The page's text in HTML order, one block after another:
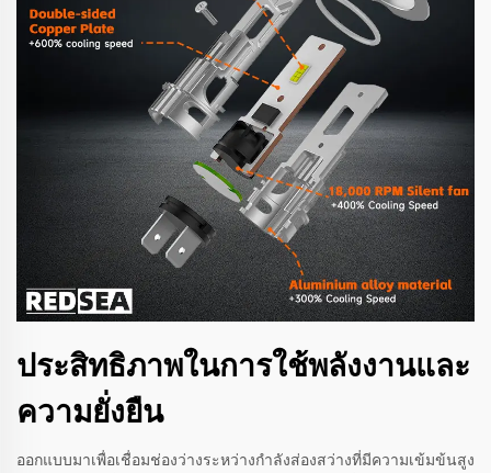
ประสิทธิภาพในการใช้พลังงานและ
ความยั่งยืน
ออกแบบมาเพื่อเชื่อมช่องว่างระหว่างกำลังส่องสว่างที่มีความเข้มข้นสูง